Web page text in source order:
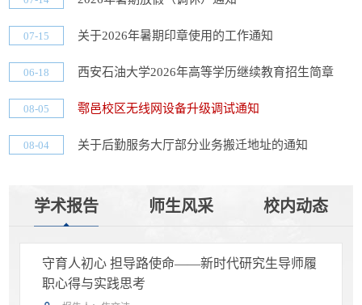
07-15 关于2026年暑期印章使用的工作通知
06-18 西安石油大学2026年高等学历继续教育招生简章
08-05 鄠邑校区无线网设备升级调试通知
08-04 关于后勤服务大厅部分业务搬迁地址的通知
学术报告 师生风采 校内动态
守育人初心 担导路使命——新时代研究生导师履
职心得与实践思考